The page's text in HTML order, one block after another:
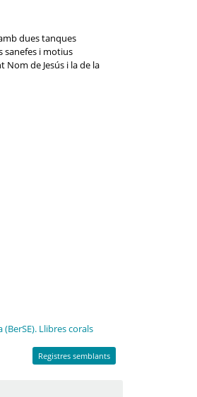
dues tanques
sanefes i motius
de Jesús i la de la
Llibres corals
Registres semblants